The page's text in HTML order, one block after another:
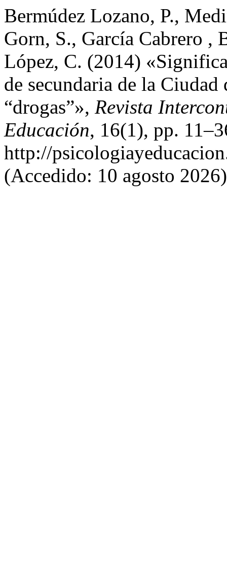
Bermúdez Lozano, P.,
Gorn, S., García Cabrero ,
López, C. (2014)
de secundaria de la
“drogas”», Revista
Educación, 16(1), pp.
http://
(Accedido: 10 agosto